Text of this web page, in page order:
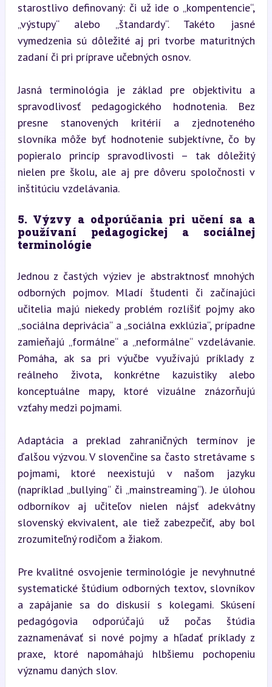
starostlivo definovaný: či už ide o „kompentencie“,
„výstupy“ alebo „štandardy“. Takéto jasné
vymedzenia sú dôležité aj pri tvorbe maturitných
zadaní či pri príprave učebných osnov.
Jasná terminológia je základ pre objektivitu a
spravodlivosť pedagogického hodnotenia. Bez
presne stanovených kritérií a zjednoteného
slovníka môže byť hodnotenie subjektívne, čo by
popieralo princíp spravodlivosti – tak dôležitý
nielen pre školu, ale aj pre dôveru spoločnosti v
inštitúciu vzdelávania.
5. Výzvy a odporúčania pri učení sa a
používaní pedagogickej a sociálnej
terminológie
Jednou z častých výziev je abstraktnosť mnohých
odborných pojmov. Mladí študenti či začínajúci
učitelia majú niekedy problém rozlíšiť pojmy ako
„sociálna deprivácia“ a „sociálna exklúzia“, prípadne
zamieňajú „formálne“ a „neformálne“ vzdelávanie.
Pomáha, ak sa pri výučbe využívajú príklady z
reálneho života, konkrétne kazuistiky alebo
konceptuálne mapy, ktoré vizuálne znázorňujú
vzťahy medzi pojmami.
Adaptácia a preklad zahraničných termínov je
ďalšou výzvou. V slovenčine sa často stretávame s
pojmami, ktoré neexistujú v našom jazyku
(napríklad „bullying“ či „mainstreaming“). Je úlohou
odborníkov aj učiteľov nielen nájsť adekvátny
slovenský ekvivalent, ale tiež zabezpečiť, aby bol
zrozumiteľný rodičom a žiakom.
Pre kvalitné osvojenie terminológie je nevyhnutné
systematické štúdium odborných textov, slovníkov
a zapájanie sa do diskusií s kolegami. Skúsení
pedagógovia odporúčajú už počas štúdia
zaznamenávať si nové pojmy a hľadať príklady z
praxe, ktoré napomáhajú hlbšiemu pochopeniu
významu daných slov.